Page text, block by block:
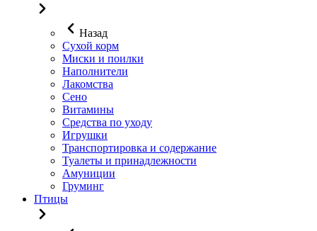
Назад
Сухой корм
Миски и поилки
Наполнители
Лакомства
Сено
Витамины
Средства по уходу
Игрушки
Транспортировка и содержание
Туалеты и принадлежности
Амуниции
Груминг
Птицы